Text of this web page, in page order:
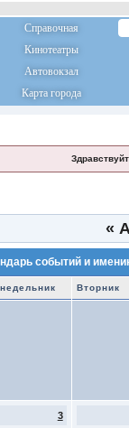
Справочная
Кинотеатры
Автовокзал
Карта города
«
событий и
Вторник
3